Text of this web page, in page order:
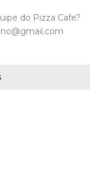
do Pizza Cafe?